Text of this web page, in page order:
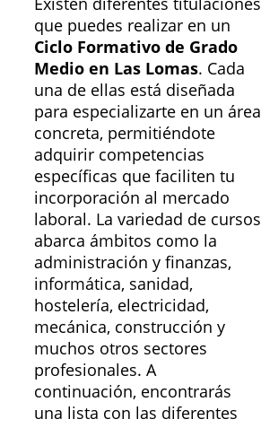
que puedes realizar en un
Ciclo Formativo de Grado
Medio en Las Lomas. Cada
una de ellas está diseñada
para especializarte en un área
concreta, permitiéndote
adquirir competencias
específicas que faciliten tu
incorporación al mercado
laboral. La variedad de cursos
abarca ámbitos como la
administración y finanzas,
informática, sanidad,
hostelería, electricidad,
mecánica, construcción y
muchos otros sectores
profesionales. A
continuación, encontrarás
una lista con las diferentes